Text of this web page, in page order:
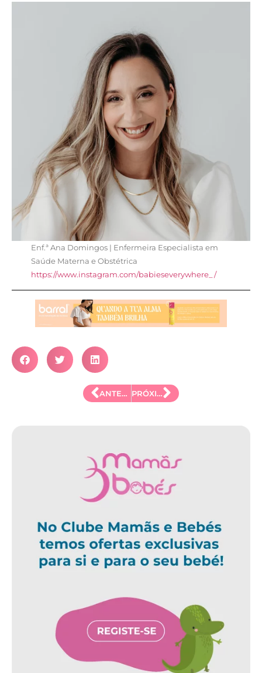
Enf.ª Ana Domingos | Enfermeira Especialista em
Saúde Materna e Obstétrica
https://www.instagram.com/babieseverywhere_/
ANTERIOR PRÓXIMO